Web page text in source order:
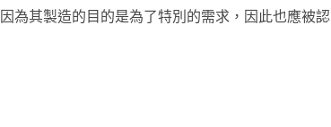
為其製造的目的是為了特別的需求，因此也應被認